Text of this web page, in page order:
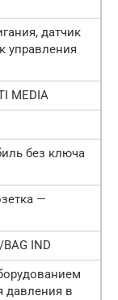
датчик
управления
MEDIA
без ключа
—
IND
давления в